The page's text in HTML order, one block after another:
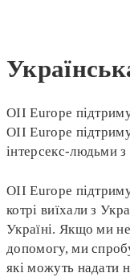
OII Europe
OII Europe
інтерсекс-людьми з
OII Europe
котрі виїхали з
Україні. Якщо ми
допомогу, ми
які можуть надати